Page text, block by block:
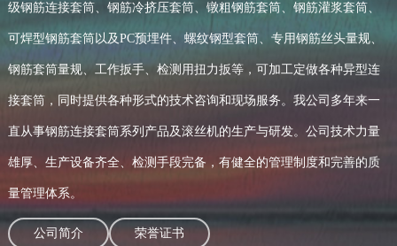
级钢筋连接套筒、钢筋冷挤压套筒、镦粗钢筋套筒、钢筋灌浆套筒、
可焊型钢筋套筒以及PC预埋件、螺纹钢型套筒、专用钢筋丝头量规、
钢筋套筒量规、工作扳手、检测用扭力扳等，可加工定做各种异型连
接套筒，同时提供各种形式的技术咨询和现场服务。我公司多年来一
直从事钢筋连接套筒系列产品及滚丝机的生产与研发。公司技术力量
雄厚、生产设备齐全、检测手段完备，有健全的管理制度和完善的质
量管理体系。
公司简介 荣誉证书